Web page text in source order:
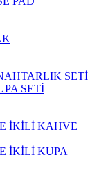
SETİ
SETİ
İKİLİ KAHVE
İKİLİ KUPA